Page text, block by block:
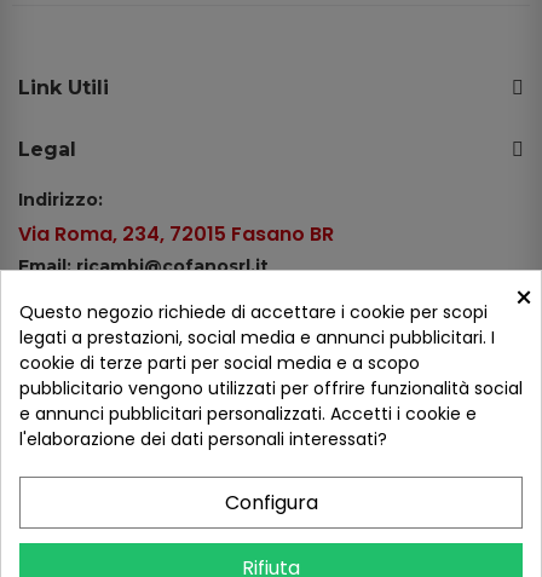
Link Utili
Legal
Indirizzo:
Via Roma, 234, 72015 Fasano BR
Email: ricambi@cofanosrl.it
Tel.: +39 080 44 13 478
WhatsApp: +39 334 98 51 100
Metodi di pagamento
×
Questo negozio richiede di accettare i cookie per scopi
legati a prestazioni, social media e annunci pubblicitari. I
cookie di terze parti per social media e a scopo
pubblicitario vengono utilizzati per offrire funzionalità social
e annunci pubblicitari personalizzati. Accetti i cookie e
l'elaborazione dei dati personali interessati?
Configura
Rifiuta